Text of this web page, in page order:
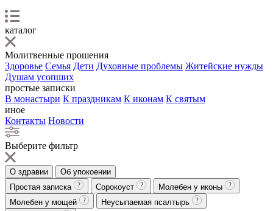
каталог
Молитвенные прошения
Здоровье Семья Дети Духовные проблемы Житейские нужды
Душам усопших
простые записки
В монастыри К праздникам К иконам К святым
иное
Контакты Новости
Выберите фильтр
О здравии
Об упокоении
Простая записка
Сорокоуст
Молебен у иконы
Молебен у мощей
Неусыпаемая псалтырь